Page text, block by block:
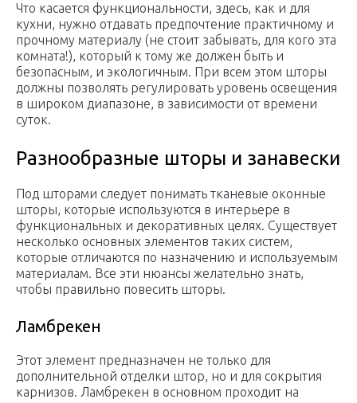
Что касается функциональности, здесь, как и для
кухни, нужно отдавать предпочтение практичному и
прочному материалу (не стоит забывать, для кого эта
комната!), который к тому же должен быть и
безопасным, и экологичным. При всем этом шторы
должны позволять регулировать уровень освещения
в широком диапазоне, в зависимости от времени
суток.
Разнообразные шторы и занавески
Под шторами следует понимать тканевые оконные
шторы, которые используются в интерьере в
функциональных и декоративных целях. Существует
несколько основных элементов таких систем,
которые отличаются по назначению и используемым
материалам. Все эти нюансы желательно знать,
чтобы правильно повесить шторы.
Ламбрекен
Этот элемент предназначен не только для
дополнительной отделки штор, но и для сокрытия
карнизов. Ламбрекен в основном проходит на